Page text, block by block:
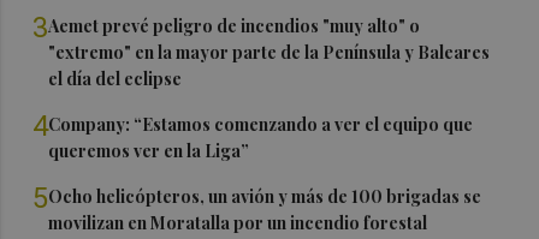
3Aemet prevé peligro de incendios "muy alto" o
"extremo" en la mayor parte de la Península y Baleares
el día del eclipse
4Company: “Estamos comenzando a ver el equipo que
queremos ver en la Liga”
5Ocho helicópteros, un avión y más de 100 brigadas se
movilizan en Moratalla por un incendio forestal